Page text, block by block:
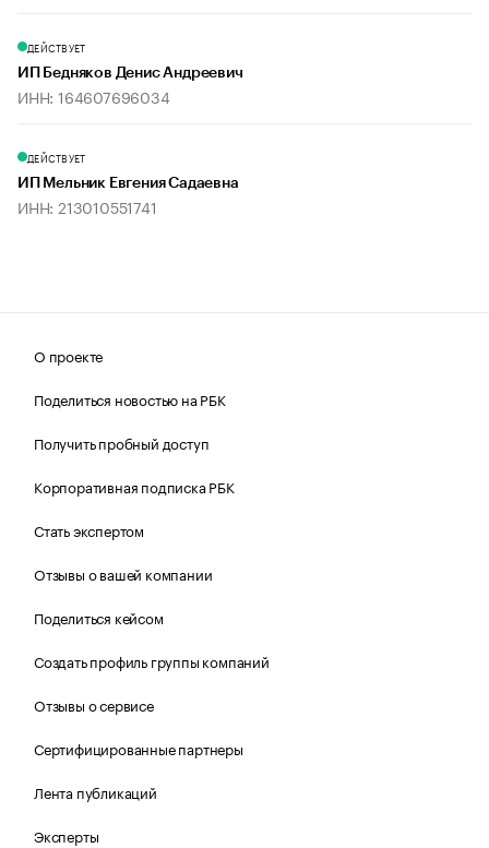
ДЕЙСТВУЕТ
ИП Бедняков Денис Андреевич
ИНН: 164607696034
ДЕЙСТВУЕТ
ИП Мельник Евгения Садаевна
ИНН: 213010551741
О проекте
Поделиться новостью на РБК
Получить пробный доступ
Корпоративная подписка РБК
Стать экспертом
Отзывы о вашей компании
Поделиться кейсом
Создать профиль группы компаний
Отзывы о сервисе
Сертифицированные партнеры
Лента публикаций
Эксперты